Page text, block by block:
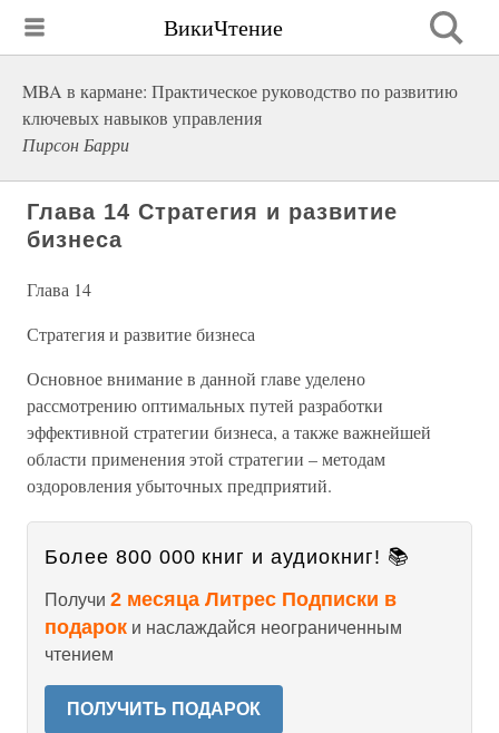
ВикиЧтение
MBA в кармане: Практическое руководство по развитию
ключевых навыков управления
Пирсон Барри
Глава 14 Стратегия и развитие
бизнеса
Глава 14
Стратегия и развитие бизнеса
Основное внимание в данной главе уделено
рассмотрению оптимальных путей разработки
эффективной стратегии бизнеса, а также важнейшей
области применения этой стратегии – методам
оздоровления убыточных предприятий.
Более 800 000 книг и аудиокниг! 📚
Получи 2 месяца Литрес Подписки в
подарок и наслаждайся неограниченным
чтением
ПОЛУЧИТЬ ПОДАРОК